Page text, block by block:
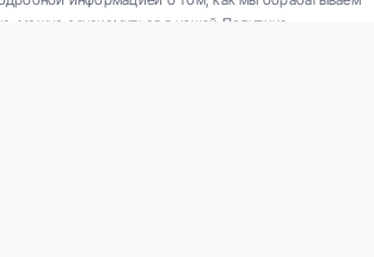
можно ознакомиться в нашей Политике